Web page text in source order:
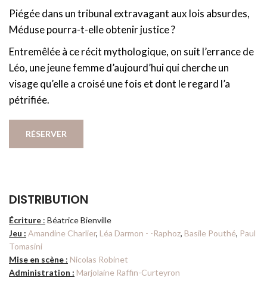
Piégée dans un tribunal extravagant aux lois absurdes,
Méduse pourra-t-elle obtenir justice ?
Entremêlée à ce récit mythologique, on suit l’errance de
Léo, une jeune femme d’aujourd’hui qui cherche un
visage qu’elle a croisé une fois et dont le regard l’a
pétrifiée.
RÉSERVER
DISTRIBUTION
Écriture : Béatrice Bienville
Jeu : Amandine Charlier, Léa Darmon - -Raphoz, Basile Pouthé, Paul
Tomasini
Mise en scène : Nicolas Robinet
Administration : Marjolaine Raffin-Curteyron